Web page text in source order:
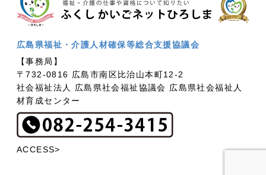
広島県福祉・介護人材確保等総合支援協議会
【事務局】
〒732-0816 広島市南区比治山本町12-2
社会福祉法人 広島県社会福祉協議会 広島県社会福祉人
材育成センター
ACCESS>